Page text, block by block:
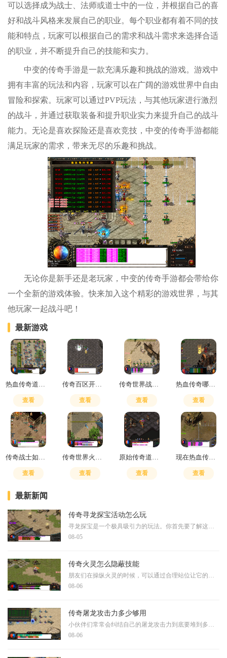
可以选择成为战士、法师或道士中的一位，并根据自己的喜
好和战斗风格来发展自己的职业。每个职业都有着不同的技
能和特点，玩家可以根据自己的需求和战斗需求来选择合适
的职业，并不断提升自己的技能和实力。
中变的传奇手游是一款充满乐趣和挑战的游戏。游戏中
拥有丰富的玩法和内容，玩家可以在广阔的游戏世界中自由
冒险和探索。玩家可以通过PVP玩法，与其他玩家进行激烈
的战斗，并通过获取装备和提升职业实力来提升自己的战斗
能力。无论是喜欢探险还是喜欢竞技，中变的传奇手游都能
满足玩家的需求，带来无尽的乐趣和挑战。
无论你是新手还是老玩家，中变的传奇手游都会带给你
一个全新的游戏体验。快来加入这个精彩的游戏世界，与其
他玩家一起战斗吧！
最新游戏
查看 查看 查看 查看
查看 查看 查看 查看
最新新闻
传奇寻龙探宝活动怎么玩
寻龙探宝是一个极具吸引力的玩法。你首先要了解这个活动的基本规则，通常需要消耗特定的道具才能参与，比如探宝钥匙或者钻石。每一次探宝都会获得随机奖励，同时还能积累积分
08-05
传奇火灵怎么隐蔽技能
朋友们在操纵火灵的时候，可以通过合理站位让它的技能施展过程看起来更隐晦。当你在展开行动时，选择有遮挡物的区域可以使施法动静更不容易被对手察觉。这种隐蔽方式需要你考
08-06
传奇屠龙攻击力多少够用
小伙伴们常常会纠结自己的屠龙攻击力到底要堆到多少才够用，其实这个问题没有一个标准答案，因为它很大程度上取决于你的游戏阶段和战斗目标。对于刚起步的小伙伴来说，不必过
08-06